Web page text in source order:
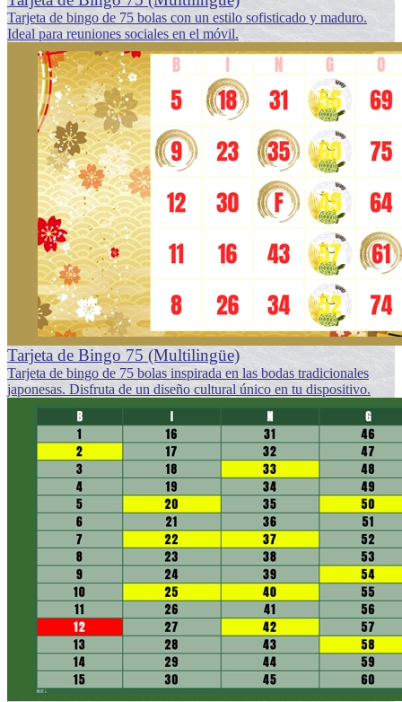
Tarjeta de bingo de 75 bolas con un estilo sofisticado y maduro.
Ideal para reuniones sociales en el móvil.
Tarjeta de Bingo 75 (Multilingüe)
Tarjeta de bingo de 75 bolas inspirada en las bodas tradicionales
japonesas. Disfruta de un diseño cultural único en tu dispositivo.